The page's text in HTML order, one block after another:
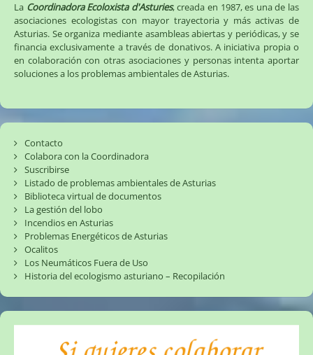
La Coordinadora Ecoloxista d'Asturies, creada en 1987, es una de las
asociaciones ecologistas con mayor trayectoria y más activas de
Asturias. Se organiza mediante asambleas abiertas y periódicas, y se
financia exclusivamente a través de donativos. A iniciativa propia o
en colaboración con otras asociaciones y personas intenta aportar
soluciones a los problemas ambientales de Asturias.
Contacto
Colabora con la Coordinadora
Suscribirse
Listado de problemas ambientales de Asturias
Biblioteca virtual de documentos
La gestión del lobo
Incendios en Asturias
Problemas Energéticos de Asturias
Ocalitos
Los Neumáticos Fuera de Uso
Historia del ecologismo asturiano – Recopilación